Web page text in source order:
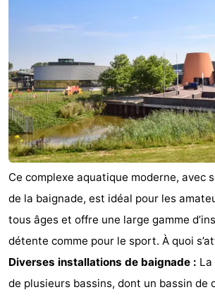
Ce complexe aquatique moderne, avec
de la baignade, est idéal pour les
tous âges et offre une large gamme
détente comme pour le sport. À quoi
Diverses installations de baignade : La
de plusieurs bassins, dont un bassin de